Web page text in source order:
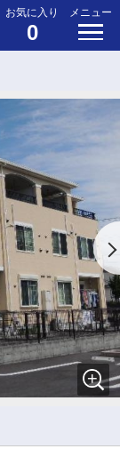
お気に入り
0
メニュー